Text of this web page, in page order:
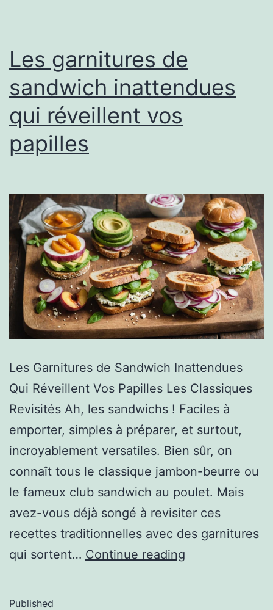
Les garnitures de
sandwich inattendues
qui réveillent vos
papilles
Les Garnitures de Sandwich Inattendues
Qui Réveillent Vos Papilles Les Classiques
Revisités Ah, les sandwichs ! Faciles à
emporter, simples à préparer, et surtout,
incroyablement versatiles. Bien sûr, on
connaît tous le classique jambon-beurre ou
le fameux club sandwich au poulet. Mais
avez-vous déjà songé à revisiter ces
recettes traditionnelles avec des garnitures
qui sortent… Continue reading
Published